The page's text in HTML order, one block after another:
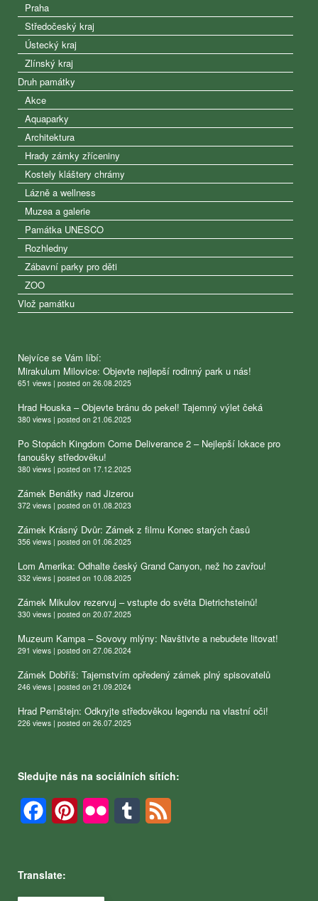
Praha
Středočeský kraj
Ústecký kraj
Zlínský kraj
Druh památky
Akce
Aquaparky
Architektura
Hrady zámky zříceniny
Kostely kláštery chrámy
Lázně a wellness
Muzea a galerie
Památka UNESCO
Rozhledny
Zábavní parky pro děti
ZOO
Vlož památku
Nejvíce se Vám líbí:
Mirakulum Milovice: Objevte nejlepší rodinný park u nás!
651 views | posted on 26.08.2025
Hrad Houska – Objevte bránu do pekel! Tajemný výlet čeká
380 views | posted on 21.06.2025
Po Stopách Kingdom Come Deliverance 2 – Nejlepší lokace pro
fanoušky středověku!
380 views | posted on 17.12.2025
Zámek Benátky nad Jizerou
372 views | posted on 01.08.2023
Zámek Krásný Dvůr: Zámek z filmu Konec starých časů
356 views | posted on 01.06.2025
Lom Amerika: Odhalte český Grand Canyon, než ho zavřou!
332 views | posted on 10.08.2025
Zámek Mikulov rezervuj – vstupte do světa Dietrichsteinů!
330 views | posted on 20.07.2025
Muzeum Kampa – Sovovy mlýny: Navštivte a nebudete litovat!
291 views | posted on 27.06.2024
Zámek Dobříš: Tajemstvím opředený zámek plný spisovatelů
246 views | posted on 21.09.2024
Hrad Pernštejn: Odkryjte středověkou legendu na vlastní oči!
226 views | posted on 26.07.2025
Sledujte nás na sociálních sítích:
FacebookPinterestFlickr Tumblr
Translate: